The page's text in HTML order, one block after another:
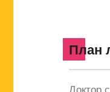
План